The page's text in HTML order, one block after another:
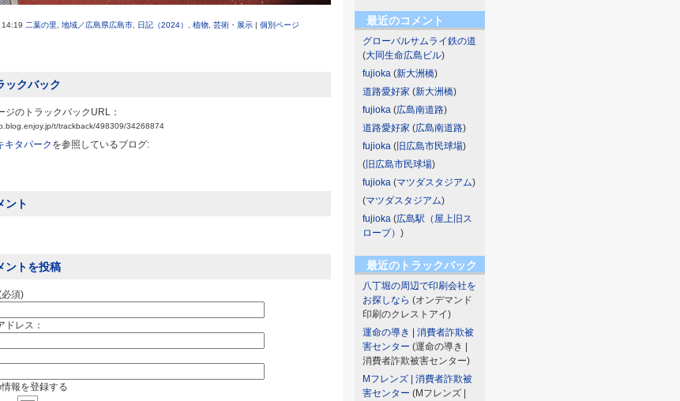
14:19 二葉の里, 地域／広島県広島市, 日記（2024） , 植物, 芸術・展示 | 個別ページ
ックバック
ジのトラックバックURL：
t/trackback/498309/34268874
キタパーク を参照しているブログ:
ント
ントを投稿
必須)
ドレス：
情報を登録する
最近のコメント
グローバルサムライ鉄の道
(大同生命広島ビル)
fujioka (新大洲橋)
道路愛好家 (新大洲橋)
fujioka (広島南道路)
道路愛好家 (広島南道路)
fujioka ( 旧広島市民球場)
( 旧広島市民球場)
fujioka (マツダスタジアム)
(マツダスタジアム)
fujioka (広島駅（屋上旧ス
ロープ） )
最近のトラックバック
八丁堀の周辺で印刷会社を
お探しなら (オンデマンド
印刷のクレストアイ)
運命の導き | 消費者詐欺被
害センター (運命の導き |
消費者詐欺被害センター)
Mフレンズ | 消費者詐欺被
害センター (Mフレンズ |